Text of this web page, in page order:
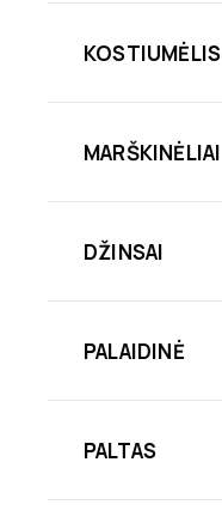
KOSTIUMĖLIS
MARŠKINĖLIAI
DŽINSAI
PALAIDINĖ
PALTAS